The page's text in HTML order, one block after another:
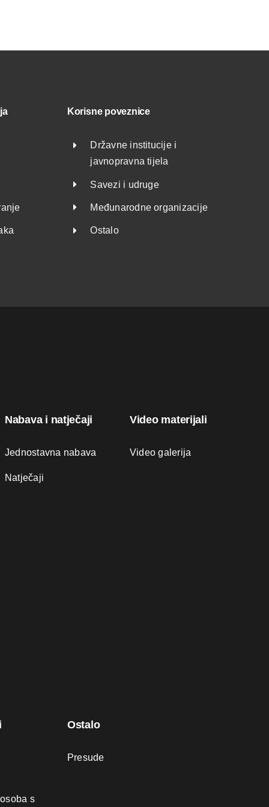
Korisne poveznice
Državne institucije i
javnopravna tijela
Savezi i udruge
Međunarodne organizacije
Ostalo
Nabava i natječaji
Jednostavna nabava
Natječaji
Video materijali
Video galerija
s
Ostalo
Presude